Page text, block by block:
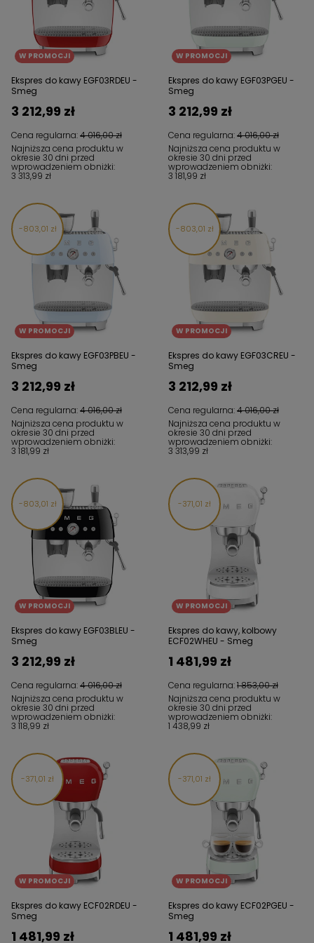
W PROMOCJI
Ekspres do kawy EGF03RDEU -
Smeg
Cena regularna:4 016,00 zł
3 212,99 zł
Najniższa cena produktu w
okresie 30 dni przed
wprowadzeniem obniżki:
3 313,99 zł
W PROMOCJI
Ekspres do kawy EGF03PGEU -
Smeg
Cena regularna:4 016,00 zł
3 212,99 zł
Najniższa cena produktu w
okresie 30 dni przed
wprowadzeniem obniżki:
3 181,99 zł
803,01 zł
W PROMOCJI
Ekspres do kawy EGF03PBEU -
Smeg
Cena regularna:4 016,00 zł
3 212,99 zł
Najniższa cena produktu w
okresie 30 dni przed
wprowadzeniem obniżki:
3 181,99 zł
803,01 zł
W PROMOCJI
Ekspres do kawy EGF03CREU -
Smeg
Cena regularna:4 016,00 zł
3 212,99 zł
Najniższa cena produktu w
okresie 30 dni przed
wprowadzeniem obniżki:
3 313,99 zł
803,01 zł
W PROMOCJI
Ekspres do kawy EGF03BLEU -
Smeg
Cena regularna:4 016,00 zł
3 212,99 zł
Najniższa cena produktu w
okresie 30 dni przed
wprowadzeniem obniżki:
3 118,99 zł
371,01 zł
W PROMOCJI
Ekspres do kawy, kolbowy
ECF02WHEU - Smeg
Cena regularna:1 853,00 zł
1 481,99 zł
Najniższa cena produktu w
okresie 30 dni przed
wprowadzeniem obniżki:
1 438,99 zł
371,01 zł
W PROMOCJI
Ekspres do kawy ECF02RDEU -
Smeg
1 481,99 zł
371,01 zł
W PROMOCJI
Ekspres do kawy ECF02PGEU -
Smeg
1 481,99 zł